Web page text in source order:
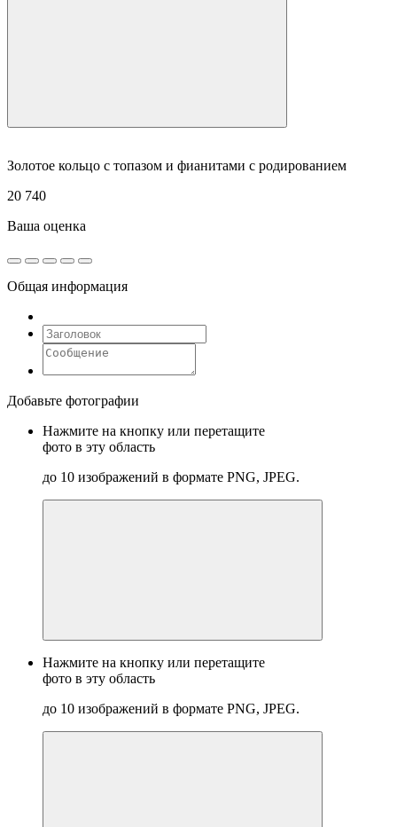
Золотое кольцо с топазом и фианитами с родированием
20 740
Ваша оценка
Общая информация
Добавьте фотографии
Нажмите на кнопку или перетащите
фото в эту область
до 10 изображений в формате PNG, JPEG.
Нажмите на кнопку или перетащите
фото в эту область
до 10 изображений в формате PNG, JPEG.